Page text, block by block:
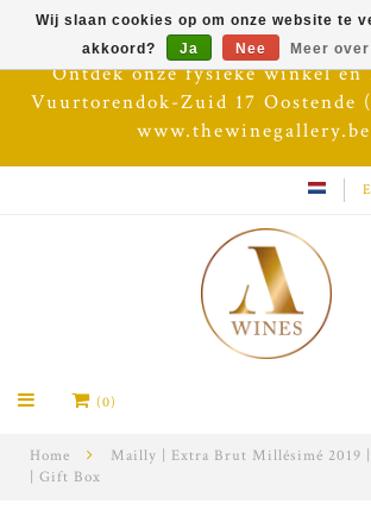
Ontdek onze fysieke winkel
Vuurtorendok-Zuid 17 Oostende
www.thewinegallery.be
(0)
Home
Mailly | Extra Brut Millésimé 2019
| Gift Box
Wij slaan cookies op om onze website te
akkoord?
Ja Nee Meer